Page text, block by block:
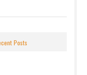
Posts